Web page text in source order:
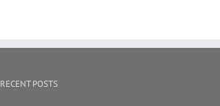
RECENT POSTS